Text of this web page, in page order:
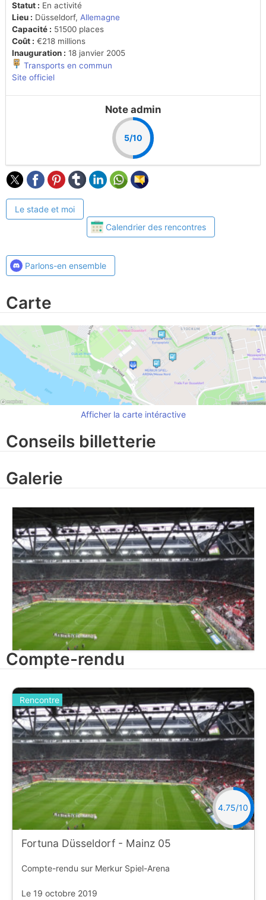
Statut : En activité
Lieu : Düsseldorf, Allemagne
Capacité : 51500 places
Coût : €218 millions
Inauguration : 18 janvier 2005
Transports en commun
Site officiel
Note admin
5/10
Le stade et moi
Calendrier des rencontres
Parlons-en ensemble
Carte
Afficher la carte intéractive
Conseils billetterie
Galerie
Compte-rendu
4.75/10
Rencontre
Fortuna Düsseldorf - Mainz 05
Compte-rendu sur Merkur Spiel-Arena
Le 19 octobre 2019